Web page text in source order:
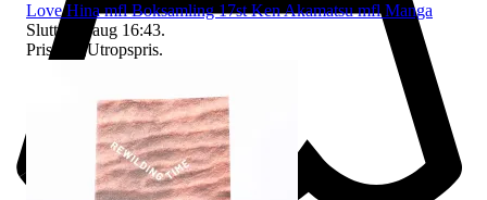
Love Hina mfl Boksamling 17st Ken Akamatsu mfl Manga
Sluttid
16 aug 16:43.
Pris:
,Utropspris.